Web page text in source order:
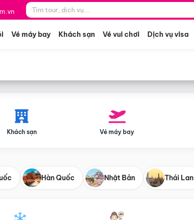
Vé máy bay Khách sạn Vé vui chơi Dịch vụ visa
Khách sạn Vé máy bay
Hàn Quốc Nhật Bản Thái Lan